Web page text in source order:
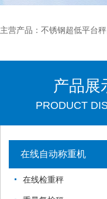
主营产品：不锈钢超低平台
产品展
PRODUCT
在线自动称重机
在线检重秤